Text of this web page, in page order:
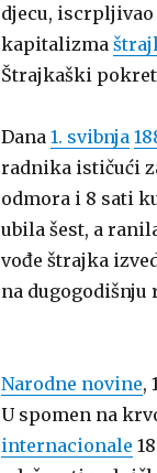
djecu,
kapitalizma
Štrajkaški
Dana 1. svibnja
radnika ističući
odmora i 8 sati
ubila šest, a
vođe štrajka
na dugogodišnju
Narodne novine,
U spomen na
internacionale